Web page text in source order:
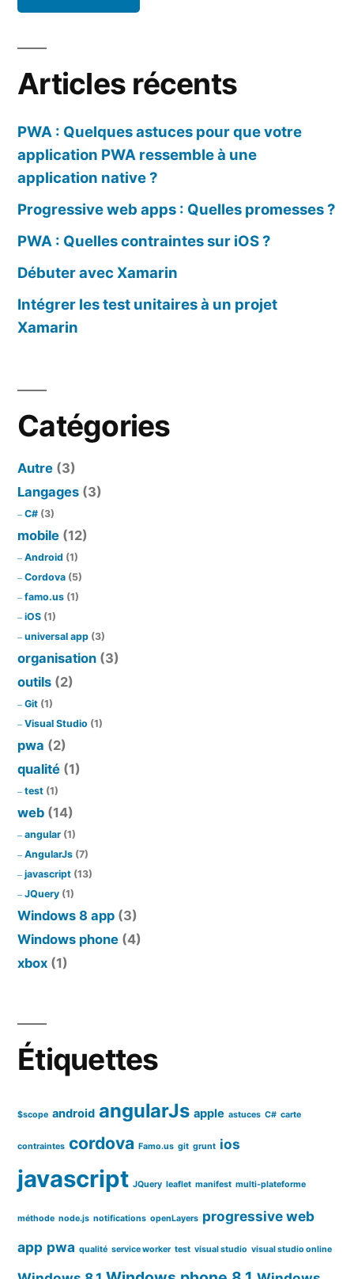
Articles récents
PWA : Quelques astuces pour que votre
application PWA ressemble à une
application native ?
Progressive web apps : Quelles promesses ?
PWA : Quelles contraintes sur iOS ?
Débuter avec Xamarin
Intégrer les test unitaires à un projet
Xamarin
Catégories
Autre (3)
Langages (3)
C# (3)
mobile (12)
Android (1)
Cordova (5)
famo.us (1)
iOS (1)
universal app (3)
organisation (3)
outils (2)
Git (1)
Visual Studio (1)
pwa (2)
qualité (1)
test (1)
web (14)
angular (1)
AngularJs (7)
javascript (13)
JQuery (1)
Windows 8 app (3)
Windows phone (4)
xbox (1)
Étiquettes
$scope android angularJs apple astuces C# carte
contraintes cordova Famo.us git grunt ios
javascript JQuery leaflet manifest multi-plateforme
méthode node.js notifications openLayers progressive web
app pwa qualité service worker test visual studio visual studio online